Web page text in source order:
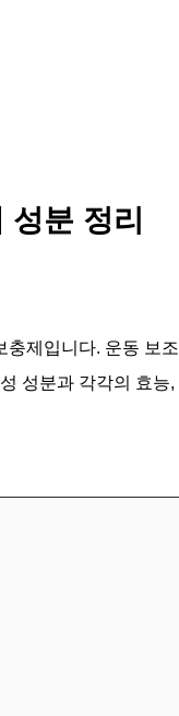
성분 정리
충제입니다. 운동 보조
성분과 각각의 효능,